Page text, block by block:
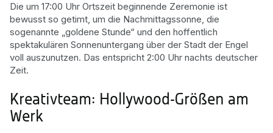
Die um 17:00 Uhr Ortszeit beginnende Zeremonie ist
bewusst so getimt, um die Nachmittagssonne, die
sogenannte „goldene Stunde“ und den hoffentlich
spektakulären Sonnenuntergang über der Stadt der Engel
voll auszunutzen. Das entspricht 2:00 Uhr nachts deutscher
Zeit.
Kreativteam: Hollywood-Größen am
Werk